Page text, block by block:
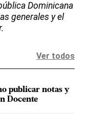
Dominicana
generales y el
Ver todos
publicar notas y
Docente